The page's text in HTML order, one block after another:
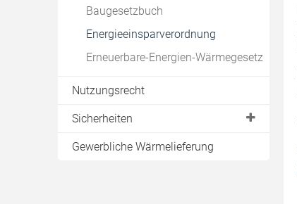
Genehmigungen
Heizkostenabrechnung
Baugesetzbuch
Energieeinsparverordnung
Erneuerbare-Energien-Wärmegesetz
Nutzungsrecht
Sicherheiten
Bauherr oder Betreiber ist Contractor
Gewerbliche Wärmelieferung